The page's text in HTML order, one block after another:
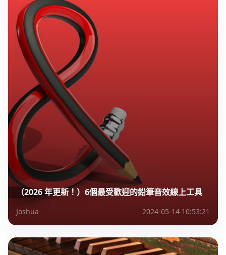
（2026 年更新！）6個最受歡迎的鉛筆音效線上工具
Joshua 2024-05-14 10:53:21